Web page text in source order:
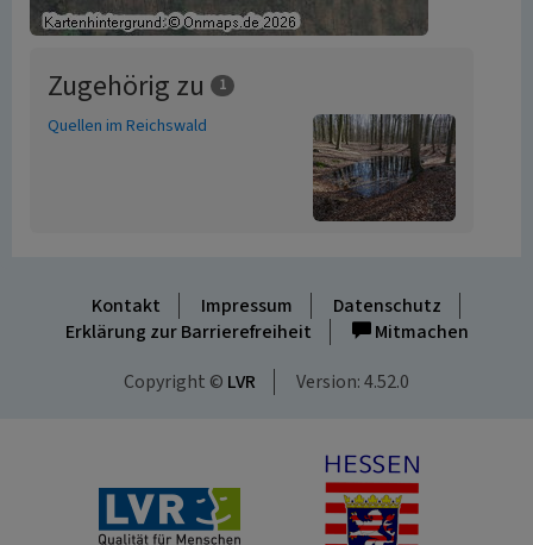
Zugehörig zu 1
Quellen im Reichswald
Kontakt Impressum
Datenschutz
Erklärung zur Barrierefreiheit
Mitmachen
Copyright © LVR Version: 4.52.0